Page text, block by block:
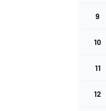
9
10
11
12